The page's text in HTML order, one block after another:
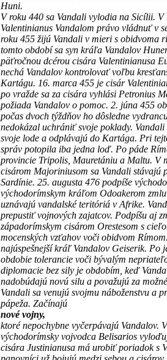
Huni.
V roku 440 sa Vandali vylodia na Sicílii.
Valentinianus Vandalom právo vládnuť v
roku 455 žijú Vandali v mieri s obidvoma
tomto období sa syn kráľa Vandalov
päťročnou dcérou cisára Valentinianusa
nechá Vandalov kontrolovať voľbu
Kartágu. 16. marca 455 je cisár
po vražde sa za cisára vyhlási Petronius
požiada Vandalov o pomoc. 2. júna 455
počas dvoch týždňov ho dôsledne
nedokázal uchrániť svoje poklady. Vandali
svoje lode a odplávajú do Kartága. Pri
správ potopila iba jedna loď. Po páde
provincie Tripolis, Mauretániu a Maltu. V
cisárom Majoriniusom sa Vandali stávajú
Sardínie. 25. augusta 476 podpíše
východorímskym kráľom Odoakerom
uznávajú vandalské teritóriá v Afrike.
prepustiť vojnových zajatcov. Podpíšu aj
západorímskym cisárom Orestesom s
mocenských vzťahov voči obidvom
najúspešnejší kráľ Vandalov Geiserik. Po
obdobie tolerancie voči bývalým
diplomacie bez sily je obdobím, keď
nadobúdajú novú silu a považujú za
Vandali sa venujú svojmu náboženstvu a
pápeža. Začínajú
nové vojny,
ktoré nepochybne vyčerpávajú Vandalov.
východorímsky vojvodca Belisarios
cisára Justinianusa má urobiť poriadok s